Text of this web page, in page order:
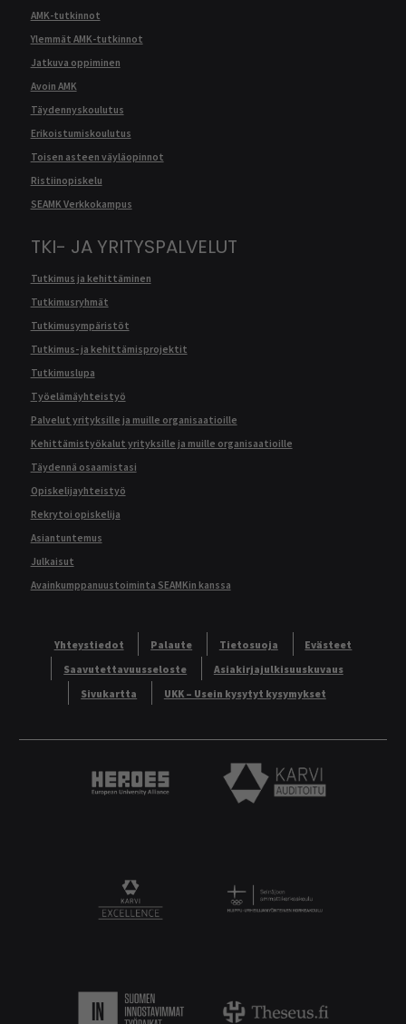
AMK-tutkinnot
Ylemmät AMK-tutkinnot
Jatkuva oppiminen
Avoin AMK
Täydennyskoulutus
Erikoistumiskoulutus
Toisen asteen väyläopinnot
Ristiinopiskelu
SEAMK Verkkokampus
TKI- JA YRITYSPALVELUT
Tutkimus ja kehittäminen
Tutkimusryhmät
Tutkimusympäristöt
Tutkimus- ja kehittämisprojektit
Tutkimuslupa
Työelämäyhteistyö
Palvelut yrityksille ja muille organisaatioille
Kehittämistyökalut yrityksille ja muille organisaatioille
Täydennä osaamistasi
Opiskelijayhteistyö
Rekrytoi opiskelija
Asiantuntemus
Julkaisut
Avainkumppanuustoiminta SEAMKin kanssa
Yhteystiedot Palaute Tietosuoja
Evästeet
Saavutettavuusseloste
Asiakirjajulkisuuskuvaus
Sivukartta
UKK – Usein kysytyt kysymykset
Heroes European University Alliance logo
Karvi Auditoitu logo
KARVI Excellence logo.Logo